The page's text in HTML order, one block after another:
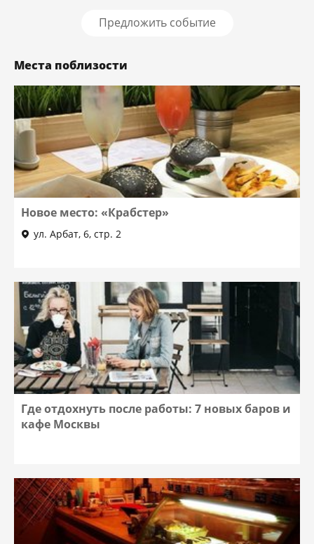
Предложить событие
Места поблизости
Новое место: «Крабстер»
ул. Арбат, 6, стр. 2
Где отдохнуть после работы: 7 новых баров и
кафе Москвы